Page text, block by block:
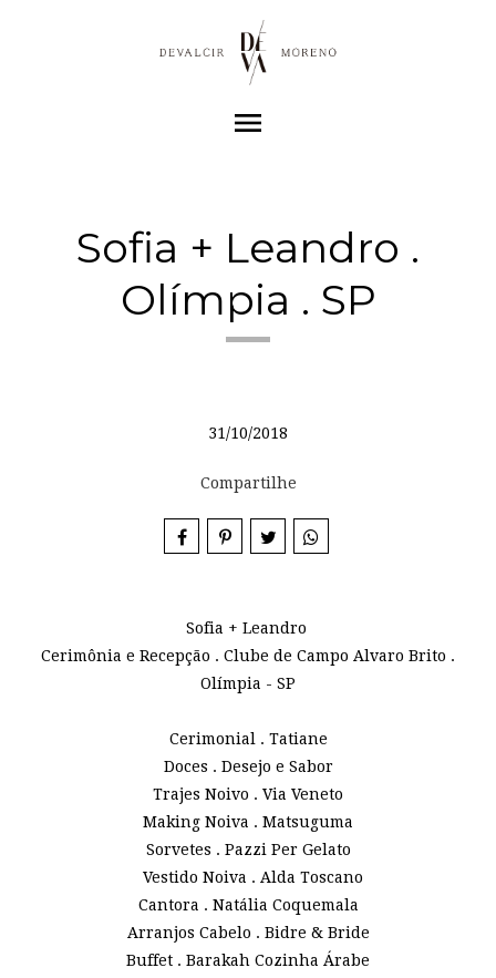
menu
Sofia + Leandro .
Olímpia . SP
31/10/2018
Compartilhe
Sofia + Leandro
Cerimônia e Recepção . Clube de Campo Alvaro Brito .
Olímpia - SP
Cerimonial . Tatiane
Doces . Desejo e Sabor
Trajes Noivo . Via Veneto
Making Noiva . Matsuguma
Sorvetes . Pazzi Per Gelato
Vestido Noiva . Alda Toscano
Cantora . Natália Coquemala
Arranjos Cabelo . Bidre & Bride
Buffet . Barakah Cozinha Árabe